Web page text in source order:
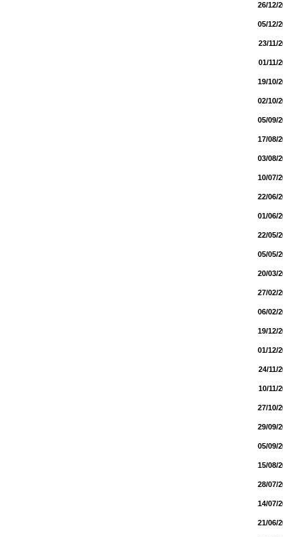
26/12/
05/12/
23/11/
01/11/
19/10/
02/10/
05/09/
17/08/
03/08/
10/07/
22/06/
01/06/
22/05/
05/05/
20/03/
27/02/
06/02/
19/12/
01/12/
24/11/
10/11/
27/10/
29/09/
05/09/
15/08/
28/07/
14/07/
21/06/